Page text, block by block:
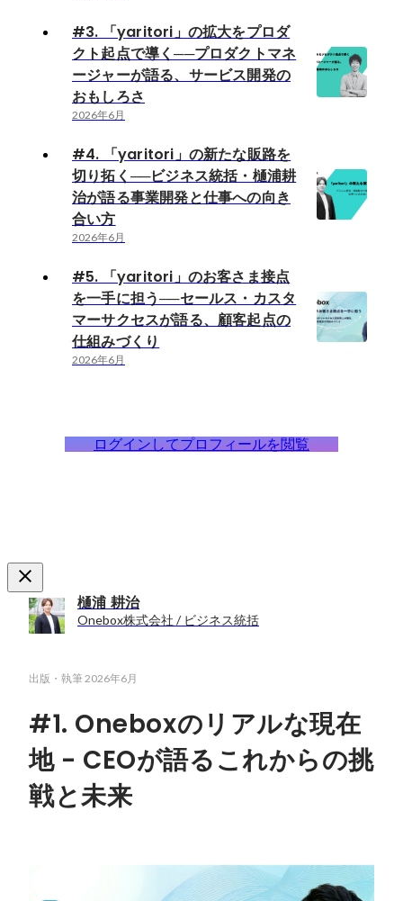
#3. 「yaritori」の拡大をプロダ
クト起点で導く──プロダクトマネ
ージャーが語る、サービス開発の
おもしろさ
2026年6月
#4. 「yaritori」の新たな販路を
切り拓く──ビジネス統括・樋浦耕
治が語る事業開発と仕事への向き
合い方
2026年6月
#5. 「yaritori」のお客さま接点
を一手に担う──セールス・カスタ
マーサクセスが語る、顧客起点の
仕組みづくり
2026年6月
ログインしてプロフィールを閲覧
樋浦 耕治
Onebox株式会社 / ビジネス統括
出版・執筆 2026年6月
#1. Oneboxのリアルな現在
地 - CEOが語るこれからの挑
戦と未来